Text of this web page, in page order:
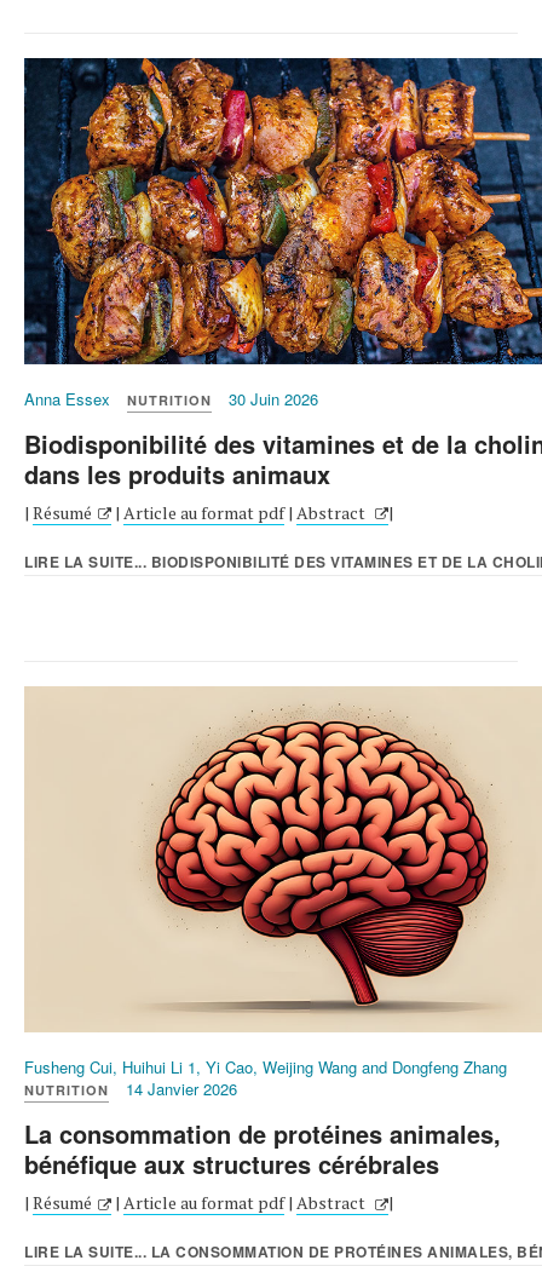
Anna Essex NUTRITION 30 Juin 2026
Biodisponibilité des vitamines et de la
dans les produits animaux
| Résumé | Article au format pdf| Abstract |
LIRE LA SUITE... BIODISPONIBILITÉ DES VITAMINES ET DE LA
Fusheng Cui, Huihui Li 1, Yi Cao, Weijing Wang and Dongfeng Zhang
NUTRITION 14 Janvier 2026
La consommation de protéines animales,
bénéfique aux structures cérébrales
| Résumé | Article au format pdf| Abstract |
LIRE LA SUITE... LA CONSOMMATION DE PROTÉINES ANIMALES,